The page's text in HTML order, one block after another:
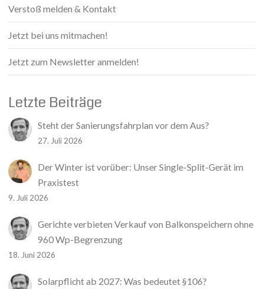
Verstoß melden & Kontakt
Jetzt bei uns mitmachen!
Jetzt zum Newsletter anmelden!
Letzte Beiträge
Steht der Sanierungsfahrplan vor dem Aus?
27. Juli 2026
Der Winter ist vorüber: Unser Single-Split-Gerät im
Praxistest
9. Juli 2026
Gerichte verbieten Verkauf von Balkonspeichern ohne
960 Wp-Begrenzung
18. Juni 2026
Solarpflicht ab 2027: Was bedeutet §106?